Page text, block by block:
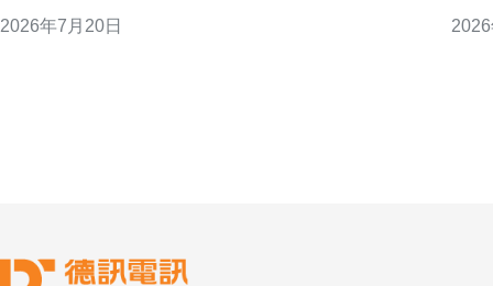
高并发与快速扩展实践 电商平台在促销期间面临突增
2026年7月20日
值计